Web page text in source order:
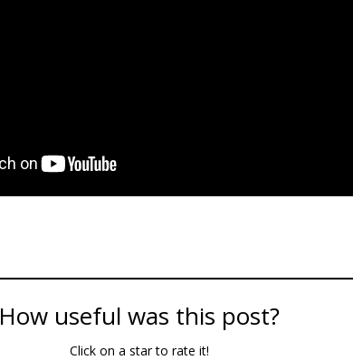
How useful was this post?
Click on a star to rate it!